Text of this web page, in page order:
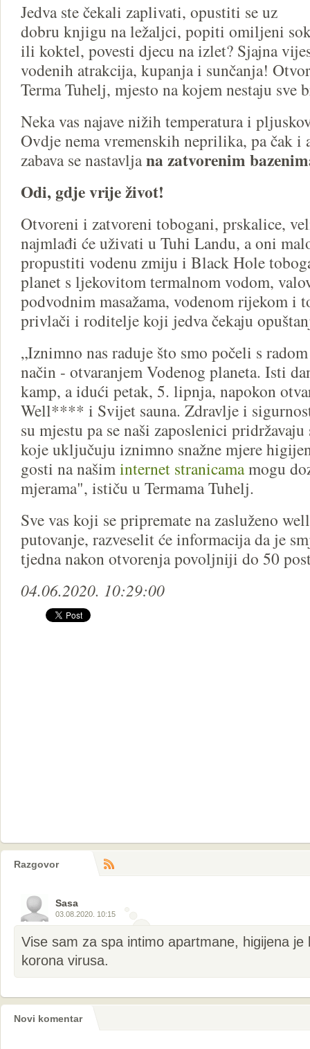
Jedva ste čekali zaplivati, opustiti se uz
dobru knjigu na ležaljci, popiti omiljeni
ili koktel, povesti djecu na izlet? Sjajna
vodenih atrakcija, kupanja i sunčanja!
Terma Tuhelj, mjesto na kojem nestaju sve
Neka vas najave nižih temperatura i
Ovdje nema vremenskih neprilika, pa čak i
zabava se nastavljana zatvorenim
Odi, gdje vrije život!
Otvoreni i zatvoreni tobogani, prskalice,
najmlađi će uživati u Tuhi Landu, a oni
propustiti vodenu zmiju i Black Hole
planet s ljekovitom termalnom vodom,
podvodnim masažama, vodenom rijekom i
privlači i roditelje koji jedva čekaju
„Iznimno nas raduje što smo počeli s
način - otvaranjem Vodenog planeta. Isti
kamp, a idući petak, 5. lipnja, napokon
Well**** i Svijet sauna. Zdravlje i
su mjestu pa se naši zaposlenici
koje uključuju iznimno snažne mjere
gosti na našiminternet stranicamamogu
mjerama", ističu u Termama Tuhelj.
Sve vas koji se pripremate na zasluženo
putovanje, razveselit će informacija da je
tjedna nakon otvorenja povoljniji do 50
04.06.2020. 10:29:00
Razgovor
komentara
Sasa
03.08.2020. 10:15
Vise sam za spa intimo apartmane, higijena je
korona virusa.
Novi komentar